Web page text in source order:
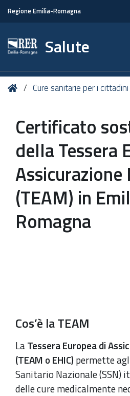
Regione Emilia-Romagna
Salute
Tu HomeCure sanitarie per i
Certificato
della Tessera
(TEAM) in
Romagna
Cos’è la TEAM
LaTessera Europea di
(TEAM o EHIC) permette
Sanitario Nazionale (SSN)
delle cure medicalmente